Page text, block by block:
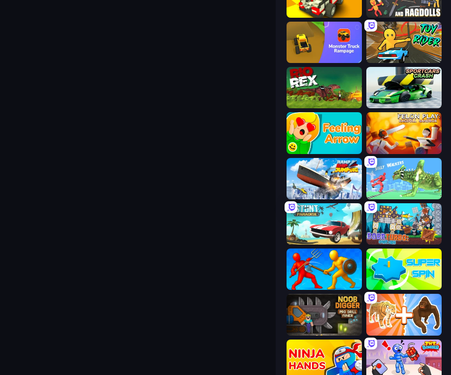
Weapons and Ragdolls
Monster Truck Rampage Toy Rider
Rio Rex Sportcars Crash
Feeling Arrow Felon Play: Ragdoll Sandbox
Ship Ramp Jumping Silly Walkers
Stunt Paradise Bobr Turbo: Craft Cars
Epic Sword Battle! Fight in Arena Super Spin
Noob Digger: Pro Drill Miner Animal DNA Run